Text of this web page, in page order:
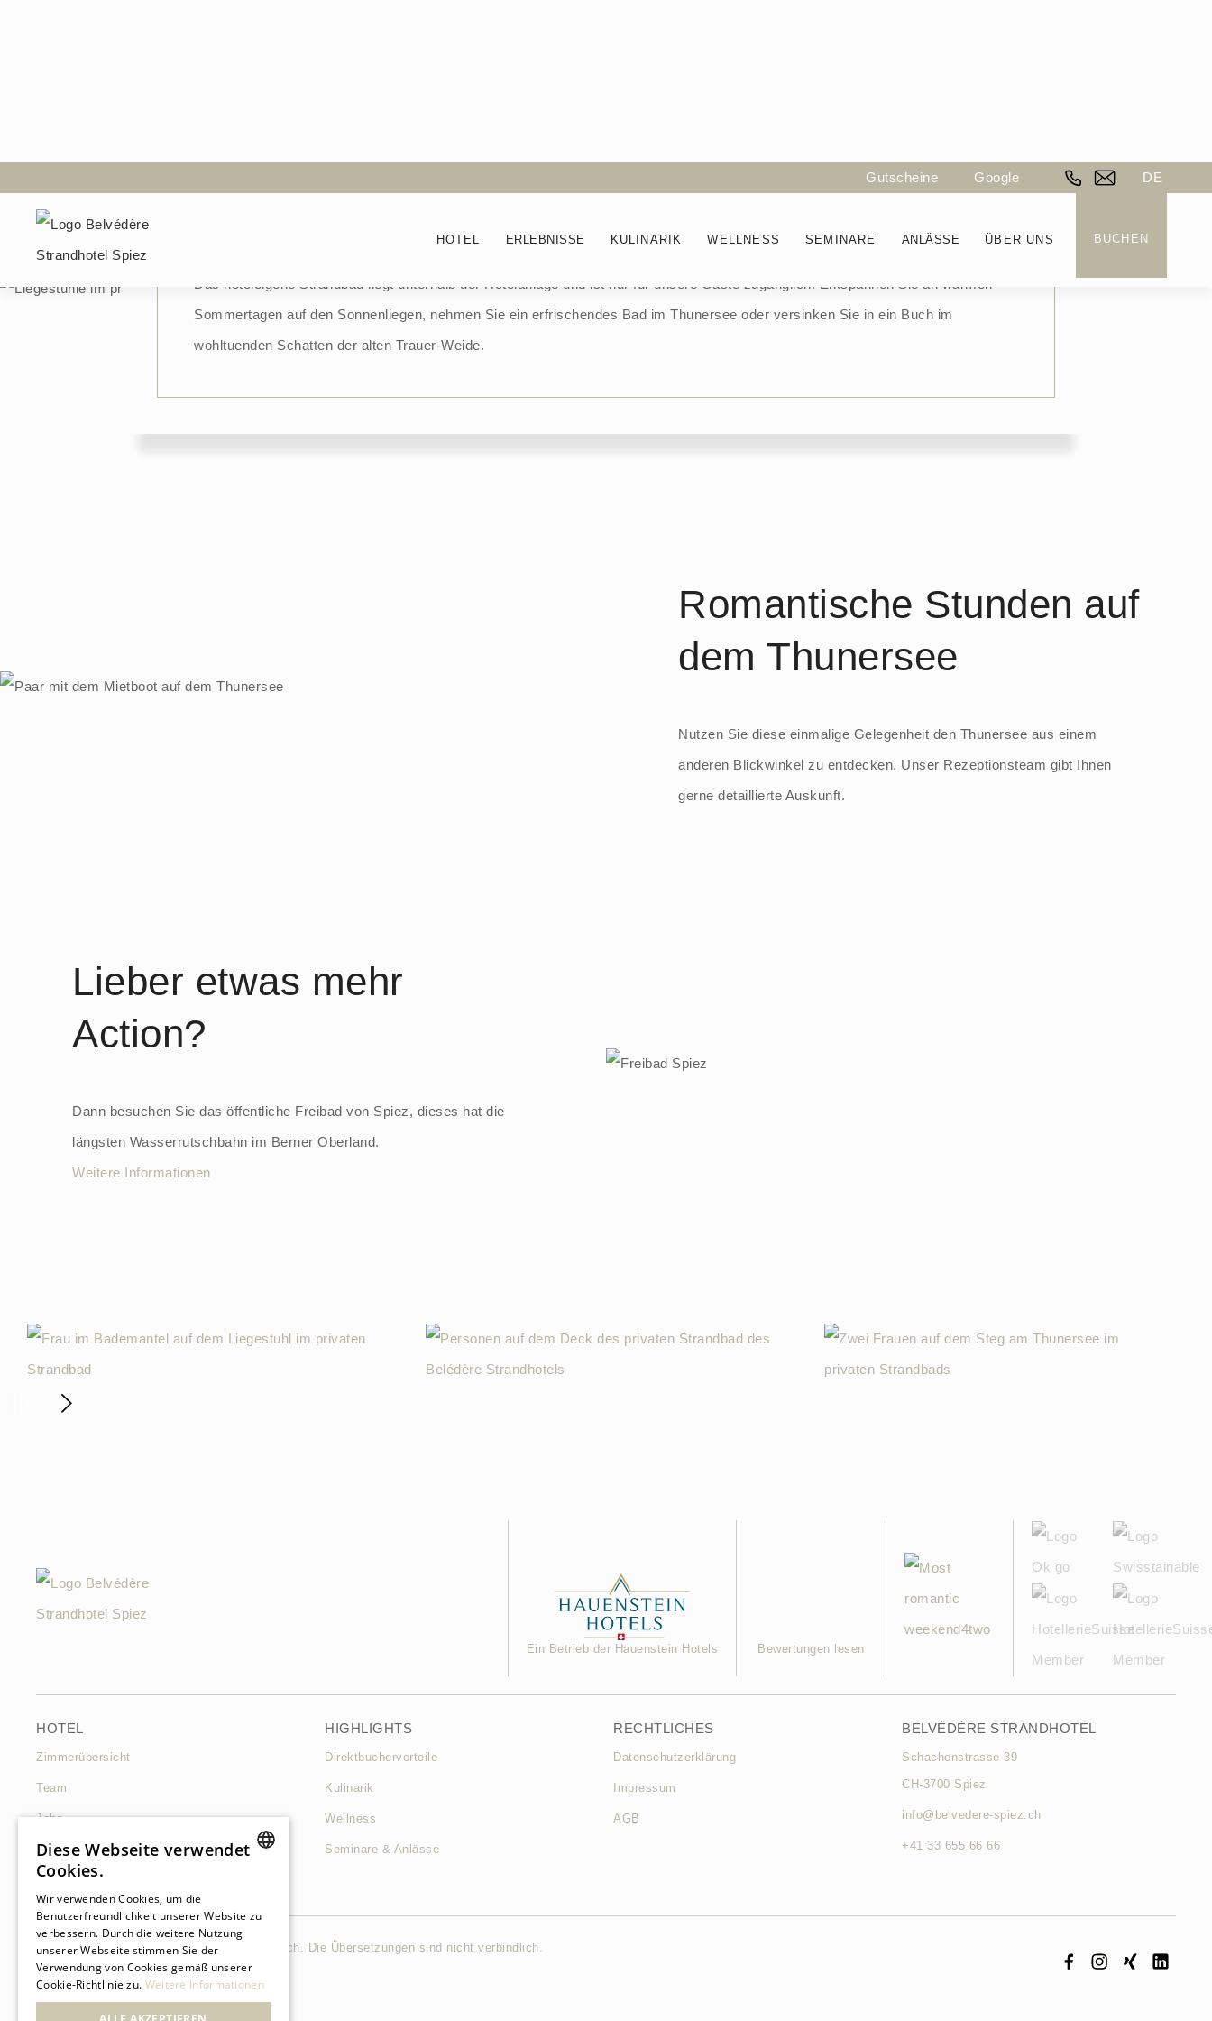
Gutscheine Google DE
HOTEL ERLEBNISSE KULINARIK WELLNESS SEMINARE ANLÄSSE ÜBER UNS BUCHEN
Hoteleigenes Strandbad am Thunersee
Das hoteleigene Strandbad liegt unterhalb der Hotelanlage und ist nur für unsere Gäste zugänglich. Entspannen Sie an warmen
Sommertagen auf den Sonnenliegen, nehmen Sie ein erfrischendes Bad im Thunersee oder versinken Sie in ein Buch im
wohltuenden Schatten der alten Trauer-Weide.
Romantische Stunden auf
dem Thunersee
Nutzen Sie diese einmalige Gelegenheit den Thunersee aus einem
anderen Blickwinkel zu entdecken. Unser Rezeptionsteam gibt Ihnen
gerne detaillierte Auskunft.
Lieber etwas mehr
Action?
Dann besuchen Sie das öffentliche Freibad von Spiez, dieses hat die
längsten Wasserrutschbahn im Berner Oberland.
Weitere Informationen
Ein Betrieb der Hauenstein Hotels Bewertungen lesen
HOTEL
Zimmerübersicht
Team
Jobs
Kontakt & Anreise
FAQ
HIGHLIGHTS
Direktbuchervorteile
Kulinarik
Wellness
Seminare & Anlässe
RECHTLICHES
Datenschutzerklärung
Impressum
AGB
BELVÉDÈRE STRANDHOTEL
Schachenstrasse 39
CH-3700 Spiez
info@belvedere-spiez.ch
+41 33 655 66 66
Die Orginalsprache dieser Website ist Deutsch. Die Übersetzungen sind nicht verbindlich.
©2021 Belvédère Strandhotel
GERMAN
FRENCH
Diese Webseite verwendet
Cookies.
Wir verwenden Cookies, um die
Benutzerfreundlichkeit unserer Website zu
verbessern. Durch die weitere Nutzung
unserer Webseite stimmen Sie der
Verwendung von Cookies gemäß unserer
Cookie-Richtlinie zu. Weitere Informationen